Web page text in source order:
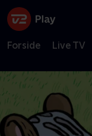
Forside Live TV